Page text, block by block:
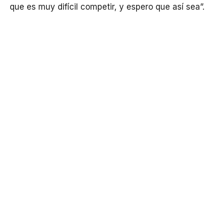
que es muy difícil competir, y espero que así sea”.